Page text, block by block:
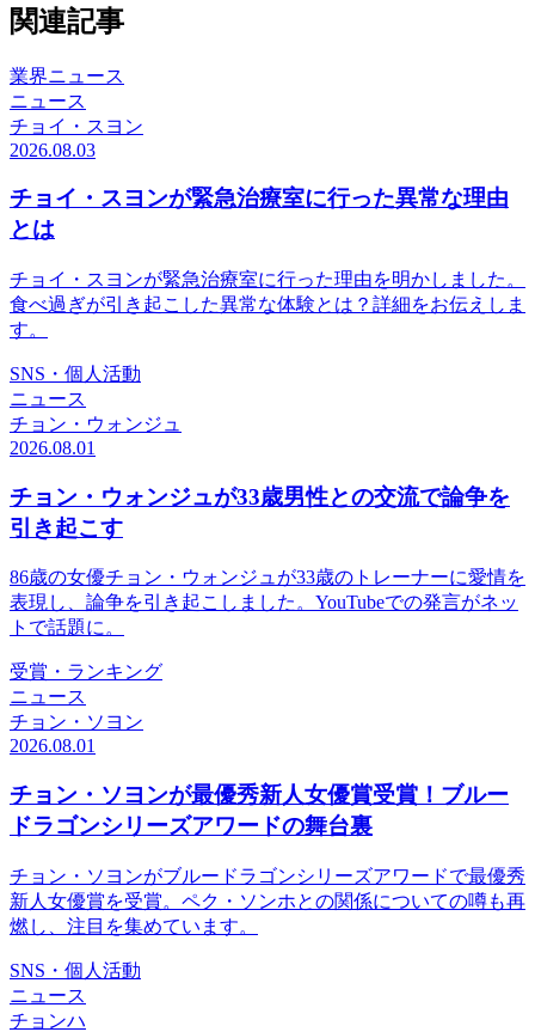
関連記事
業界ニュース
ニュース
チョイ・スヨン
2026.08.03
チョイ・スヨンが緊急治療室に行った異常な理由
とは
チョイ・スヨンが緊急治療室に行った理由を明かしました。
食べ過ぎが引き起こした異常な体験とは？詳細をお伝えしま
す。
SNS・個人活動
ニュース
チョン・ウォンジュ
2026.08.01
チョン・ウォンジュが33歳男性との交流で論争を
引き起こす
86歳の女優チョン・ウォンジュが33歳のトレーナーに愛情を
表現し、論争を引き起こしました。YouTubeでの発言がネッ
トで話題に。
受賞・ランキング
ニュース
チョン・ソヨン
2026.08.01
チョン・ソヨンが最優秀新人女優賞受賞！ブルー
ドラゴンシリーズアワードの舞台裏
チョン・ソヨンがブルードラゴンシリーズアワードで最優秀
新人女優賞を受賞。ペク・ソンホとの関係についての噂も再
燃し、注目を集めています。
SNS・個人活動
ニュース
チョンハ